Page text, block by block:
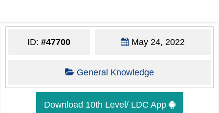
ID:#47700 May 24, 2022
General Knowledge
Download 10th Level/ LDC App